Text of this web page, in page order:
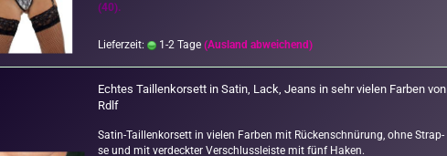
(40).
Lieferzeit: 1-2 Tage (Ausland abweichend)
Ech­tes Tail­len­kor­sett in Satin, Lack, Jeans in sehr vie­len Far­ben von
Rdlf
Satin-​Taillenkorsett in vie­len Far­ben mit Rü­cken­schnü­rung, ohne Strap­
se und mit ver­deck­ter Ver­schluss­leis­te mit fünf Haken.